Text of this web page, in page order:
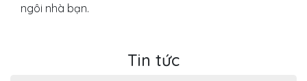
ngôi nhà bạn.
Tin tức